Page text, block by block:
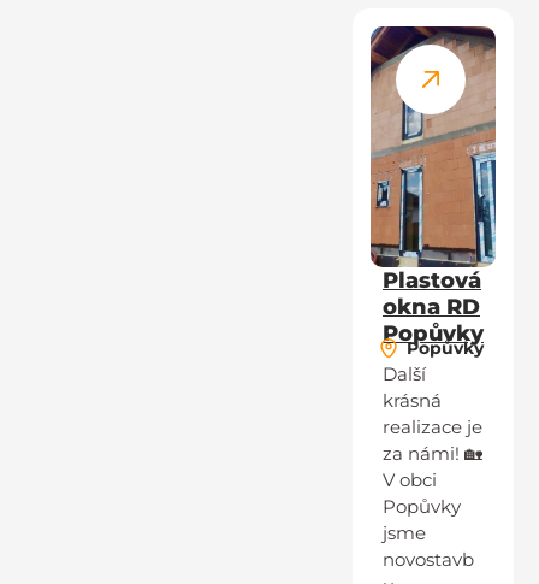
Plastová
okna RD
Popůvky
Popůvky
Další
krásná
realizace je
za námi! 🏡
V obci
Popůvky
jsme
novostavb